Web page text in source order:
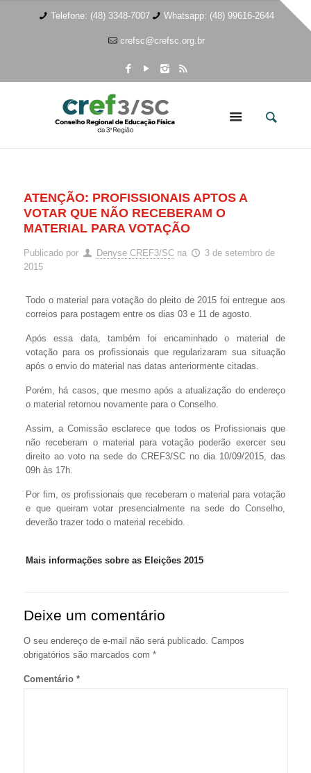
Telefone: (48) 3348-7007 Whatsapp: (48) 99616-2644
crefsc@crefsc.org.br
ATENÇÃO: PROFISSIONAIS APTOS A
VOTAR QUE NÃO RECEBERAM O
MATERIAL PARA VOTAÇÃO
Publicado por Denyse CREF3/SC na
3 de setembro de
2015
Todo o material para votação do pleito de 2015 foi entregue aos
correios para postagem entre os dias 03 e 11 de agosto.
Após essa data, também foi encaminhado o material de
votação para os profissionais que regularizaram sua situação
após o envio do material nas datas anteriormente citadas.
Porém, há casos, que mesmo após a atualização do endereço
o material retornou novamente para o Conselho.
Assim, a Comissão esclarece que todos os Profissionais que
não receberam o material para votação poderão exercer seu
direito ao voto na sede do CREF3/SC no dia 10/09/2015, das
09h às 17h.
Por fim, os profissionais que receberam o material para votação
e que queiram votar presencialmente na sede do Conselho,
deverão trazer todo o material recebido.
Mais informações sobre as Eleições 2015
Deixe um comentário
O seu endereço de e-mail não será publicado. Campos
obrigatórios são marcados com *
Comentário *